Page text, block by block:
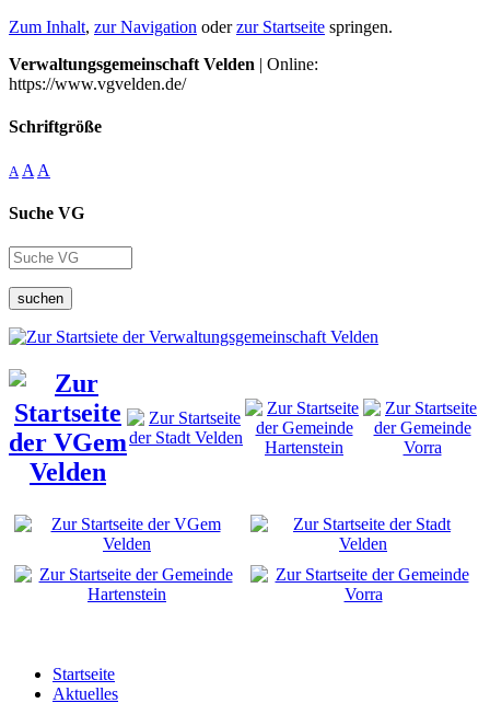
Zum Inhalt, zur Navigation oderzur Startseite springen.
Verwaltungsgemeinschaft Velden | Online:
https://www.vgvelden.de/
Schriftgröße
A A A
Suche VG
suchen
Startseite
Aktuelles